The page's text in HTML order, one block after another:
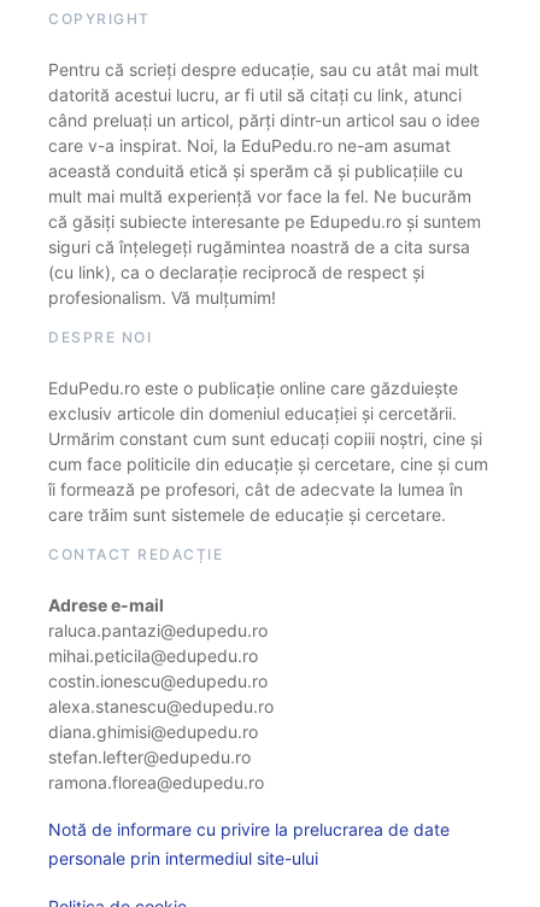
COPYRIGHT
Pentru că scrieți despre educație, sau cu atât mai mult
datorită acestui lucru, ar fi util să citați cu link, atunci
când preluați un articol, părți dintr-un articol sau o idee
care v-a inspirat. Noi, la EduPedu.ro ne-am asumat
această conduită etică și sperăm că și publicațiile cu
mult mai multă experiență vor face la fel. Ne bucurăm
că găsiți subiecte interesante pe Edupedu.ro și suntem
siguri că înțelegeți rugămintea noastră de a cita sursa
(cu link), ca o declarație reciprocă de respect și
profesionalism. Vă mulțumim!
DESPRE NOI
EduPedu.ro este o publicație online care găzduiește
exclusiv articole din domeniul educației și cercetării.
Urmărim constant cum sunt educați copiii noștri, cine și
cum face politicile din educație și cercetare, cine și cum
îi formează pe profesori, cât de adecvate la lumea în
care trăim sunt sistemele de educație și cercetare.
CONTACT REDACȚIE
Adrese e-mail
raluca.pantazi@edupedu.ro
mihai.peticila@edupedu.ro
costin.ionescu@edupedu.ro
alexa.stanescu@edupedu.ro
diana.ghimisi@edupedu.ro
stefan.lefter@edupedu.ro
ramona.florea@edupedu.ro
Notă de informare cu privire la prelucrarea de date
personale prin intermediul site-ului